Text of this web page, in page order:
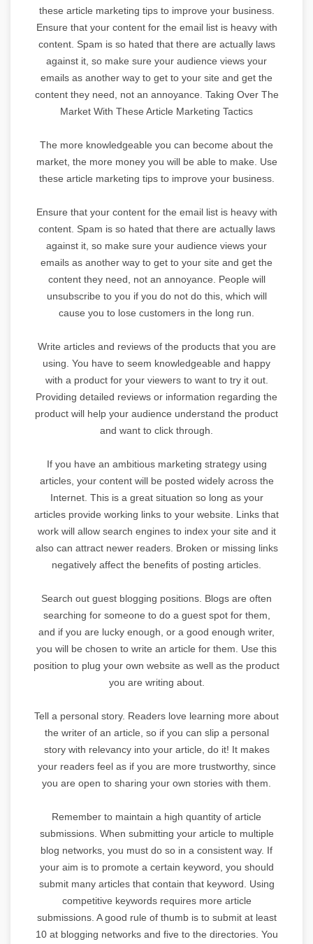
these article marketing tips to improve your business.
Ensure that your content for the email list is heavy with
content. Spam is so hated that there are actually laws
against it, so make sure your audience views your
emails as another way to get to your site and get the
content they need, not an annoyance. Taking Over The
Market With These Article Marketing Tactics
The more knowledgeable you can become about the
market, the more money you will be able to make. Use
these article marketing tips to improve your business.
Ensure that your content for the email list is heavy with
content. Spam is so hated that there are actually laws
against it, so make sure your audience views your
emails as another way to get to your site and get the
content they need, not an annoyance. People will
unsubscribe to you if you do not do this, which will
cause you to lose customers in the long run.
Write articles and reviews of the products that you are
using. You have to seem knowledgeable and happy
with a product for your viewers to want to try it out.
Providing detailed reviews or information regarding the
product will help your audience understand the product
and want to click through.
If you have an ambitious marketing strategy using
articles, your content will be posted widely across the
Internet. This is a great situation so long as your
articles provide working links to your website. Links that
work will allow search engines to index your site and it
also can attract newer readers. Broken or missing links
negatively affect the benefits of posting articles.
Search out guest blogging positions. Blogs are often
searching for someone to do a guest spot for them,
and if you are lucky enough, or a good enough writer,
you will be chosen to write an article for them. Use this
position to plug your own website as well as the product
you are writing about.
Tell a personal story. Readers love learning more about
the writer of an article, so if you can slip a personal
story with relevancy into your article, do it! It makes
your readers feel as if you are more trustworthy, since
you are open to sharing your own stories with them.
Remember to maintain a high quantity of article
submissions. When submitting your article to multiple
blog networks, you must do so in a consistent way. If
your aim is to promote a certain keyword, you should
submit many articles that contain that keyword. Using
competitive keywords requires more article
submissions. A good rule of thumb is to submit at least
10 at blogging networks and five to the directories. You